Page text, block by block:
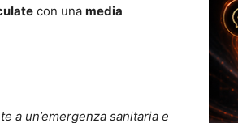
con una media
a un’emergenza sanitaria e